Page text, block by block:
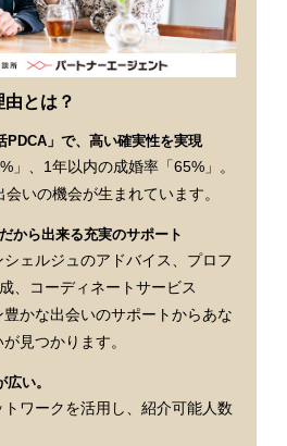
とは？
PDCA」で、高い確実性を実現
」、1年以内の成婚率「65%」。
いの機会が生まれています。
から出来る充実のサポート
ェルジュのアドバイス、プロフ
、コーディネートサービス
かな出会いのサポートからあな
見つかります。
い。
ワークを活用し、紹介可能人数